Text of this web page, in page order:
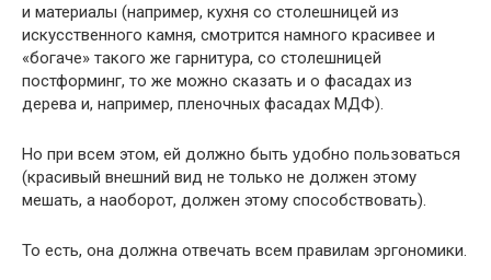
и материалы (например, кухня со столешницей из
искусственного камня, смотрится намного красивее и
«богаче» такого же гарнитура, со столешницей
постформинг, то же можно сказать и о фасадах из
дерева и, например, пленочных фасадах МДФ).
Но при всем этом, ей должно быть удобно пользоваться
(красивый внешний вид не только не должен этому
мешать, а наоборот, должен этому способствовать).
То есть, она должна отвечать всем правилам эргономики.